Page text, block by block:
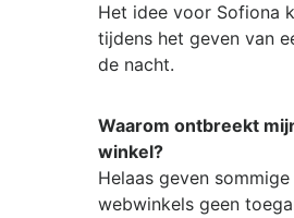
Het idee voor Sofiona
tijdens het geven van
de nacht.
Waarom ontbreekt
winkel?
Helaas geven sommige
webwinkels geen